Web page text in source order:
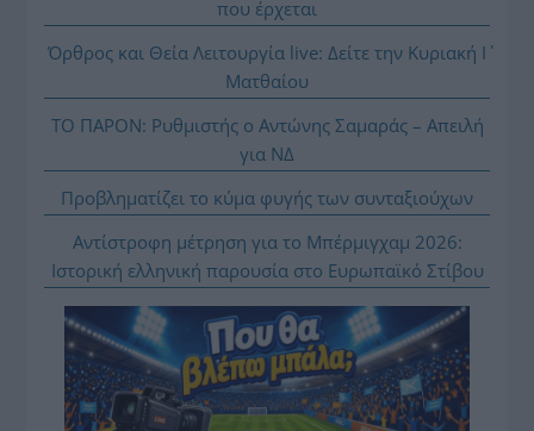
που έρχεται
Όρθρος και Θεία Λειτουργία live: Δείτε την Κυριακή Ι΄
Ματθαίου
ΤΟ ΠΑΡΟΝ: Ρυθμιστής ο Αντώνης Σαμαράς – Απειλή
για ΝΔ
Προβληματίζει το κύμα φυγής των συνταξιούχων
Αντίστροφη μέτρηση για το Μπέρμιγχαμ 2026:
Ιστορική ελληνική παρουσία στο Ευρωπαϊκό Στίβου